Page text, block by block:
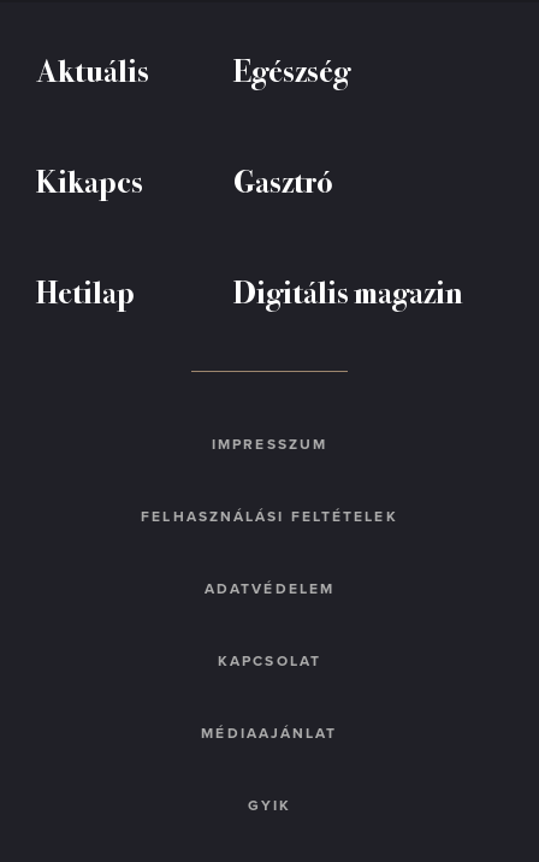
Aktuális Egészség
Kikapcs Gasztró
Hetilap Digitális magazin
IMPRESSZUM
FELHASZNÁLÁSI FELTÉTELEK
ADATVÉDELEM
KAPCSOLAT
MÉDIAAJÁNLAT
GYIK